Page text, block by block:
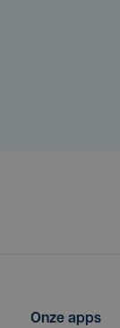
Onze apps